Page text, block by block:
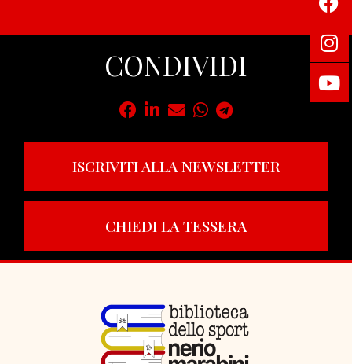
CONDIVIDI
ISCRIVITI ALLA NEWSLETTER
CHIEDI LA TESSERA